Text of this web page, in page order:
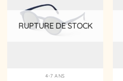
d’envies
RUPTURE DE STOCK
4-7 ANS